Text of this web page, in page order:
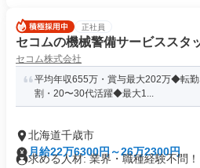
正社員
セコムの機械警備サービススタ
セコム株式会社
平均年収655万・賞与最大202万◆転
割・20〜30代活躍◆最大1...
北海道千歳市
月給22万6300円～26万2300円
求める人材: 業界・職種経験不問